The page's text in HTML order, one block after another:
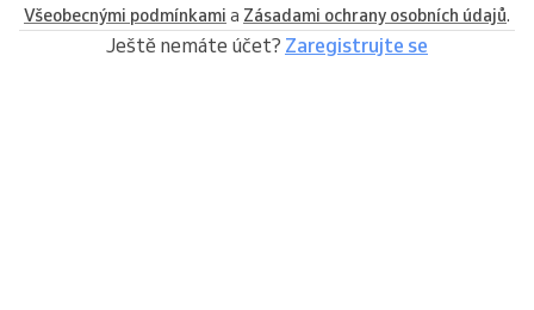
Všeobecnými podmínkami a Zásadami ochrany osobních údajů.
Ještě nemáte účet? Zaregistrujte se